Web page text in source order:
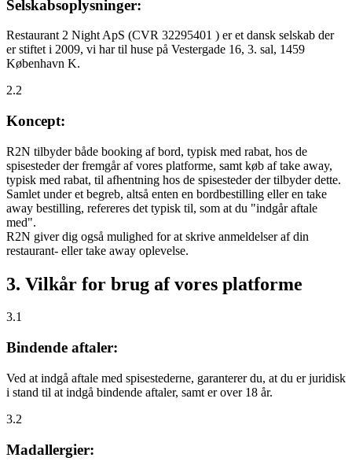
Selskabsoplysninger:
Restaurant 2 Night ApS (CVR 32295401 ) er et dansk selskab der
er stiftet i 2009, vi har til huse på Vestergade 16, 3. sal, 1459
København K.
2.2
Koncept:
R2N tilbyder både booking af bord, typisk med rabat, hos de
spisesteder der fremgår af vores platforme, samt køb af take away,
typisk med rabat, til afhentning hos de spisesteder der tilbyder dette.
Samlet under et begreb, altså enten en bordbestilling eller en take
away bestilling, refereres det typisk til, som at du "indgår aftale
med".
R2N giver dig også mulighed for at skrive anmeldelser af din
restaurant- eller take away oplevelse.
3. Vilkår for brug af vores platforme
3.1
Bindende aftaler:
Ved at indgå aftale med spisestederne, garanterer du, at du er juridisk
i stand til at indgå bindende aftaler, samt er over 18 år.
3.2
Madallergier: